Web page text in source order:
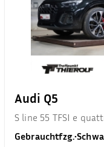
Audi Q5
S line 55 TFSI e
Gebrauchtfzg.•